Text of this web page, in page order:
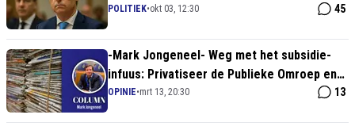
beschermt cultuursubsidies'
POLITIEK•okt 03, 12:30 45
-Mark Jongeneel- Weg met het subsidie-
infuus: Privatiseer de Publieke Omroep en
bibliotheken!
OPINIE•mrt 13, 20:30 13